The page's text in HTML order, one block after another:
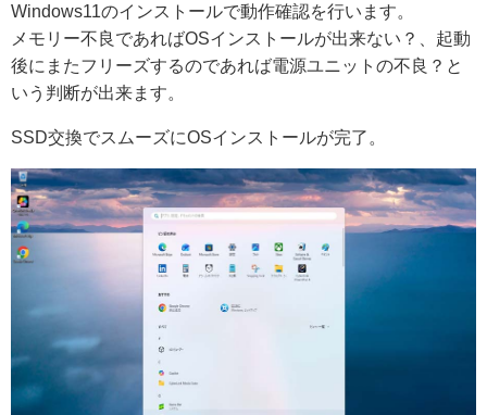
Windows11のインストールで動作確認を行います。
メモリー不良であればOSインストールが出来ない？、起動
後にまたフリーズするのであれば電源ユニットの不良？と
いう判断が出来ます。
SSD交換でスムーズにOSインストールが完了。